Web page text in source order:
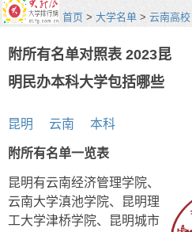
首页 > 大学名单 > 云南高校
附所有名单对照表 2023昆
明民办本科大学包括哪些
昆明 云南 本科
附所有名单一览表
昆明有云南经济管理学院、
云南大学滇池学院、昆明理
工大学津桥学院、昆明城市